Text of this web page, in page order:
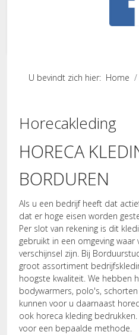
U bevindt zich hier: Home
Horecakleding
HORECA
BORDUREN
Als u een bedrijf heeft dat
dat er hoge eisen worden
Per slot van rekening is dit
gebruikt in een omgeving waar
verschijnsel zijn. Bij
groot assortiment
hoogste kwaliteit. We hebben
bodywarmers, polo's,
kunnen voor u daarnaast
ook horeca kleding
voor een bepaalde methode.